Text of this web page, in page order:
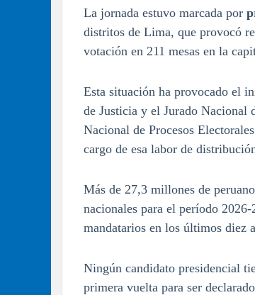
La jornada estuvo marcada por
distritos de Lima, que provocó
votación en 211 mesas en la
Esta situación ha provocado el
de Justicia y el Jurado Nacional
Nacional de Procesos
cargo de esa labor de
Más de 27,3 millones de
nacionales para el período
mandatarios en los últimos diez
Ningún candidato presidencial
primera vuelta para ser